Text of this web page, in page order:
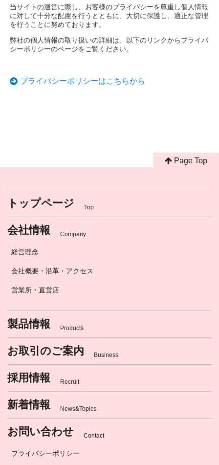
当サイトの運営に際し、お客様のプライバシーを尊重し個人情報
に対して十分な配慮を行うとともに、大切に保護し、適正な管理
を行うことに努めております。
弊社の個人情報の取り扱いの詳細は、以下のリンクからプライバ
シーポリシーのページをご覧ください。
プライバシーポリシーはこちらから
Page Top
トップページ Top
会社情報 Company
経営理念
会社概要・沿革・アクセス
営業所・直営店
製品情報 Products
お取引のご案内 Business
採用情報 Recruit
新着情報 News&Topics
お問い合わせ Contact
プライバシーポリシー